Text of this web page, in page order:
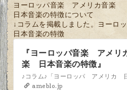
ヨーロッパ音楽 アメリカ音楽
日本音楽の特徴について
↓コラムを掲載しました。
ヨーロ
日本音楽の特徴
『ヨーロッパ音楽 アメリ
楽 日本音楽の特徴』
ameblo.jp